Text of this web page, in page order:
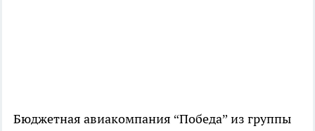
Бюджетная авиакомпания “Победа” из группы